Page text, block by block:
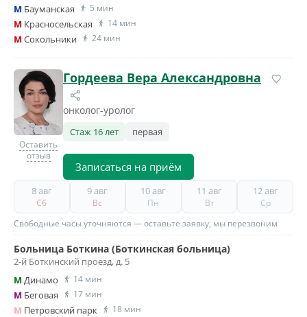
M Бауманская 5 мин
M Красносельская 14 мин
MСокольники 24 мин
Оставить
отзыв
Гордеева Вера Александровна
онколог-уролог
Стаж 16 лет первая
Записаться на приём
8 авг
Сб
9 авг
Вс
10 авг
Пн
11 авг
Вт
12 авг
Ср
Свободные часы уточняются — оставьте заявку, мы перезвоним
Больница Боткина (Боткинская больница)
2-й Боткинский проезд, д. 5
MДинамо 14 мин
M Беговая 17 мин
M Петровский парк 18 мин